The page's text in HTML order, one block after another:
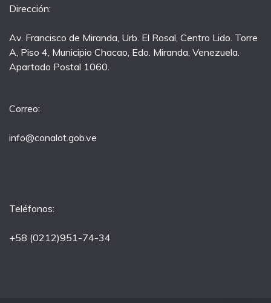
Dirección:
Av. Francisco de Miranda, Urb. El Rosal, Centro Lido. Torre
A, Piso 4, Municipio Chacao, Edo. Miranda, Venezuela.
Apartado Postal 1060.
Correo:
info@conalot.gob.ve
Teléfonos:
+58 (0212)951-74-34